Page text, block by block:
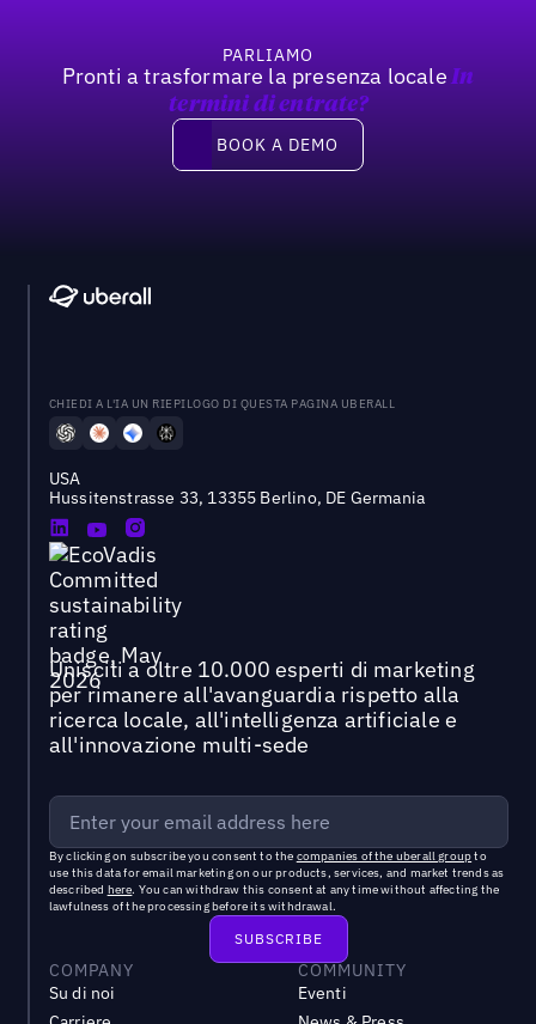
PARLIAMO
Pronti a trasformare la presenza locale In
termini di entrate?
Book a demo
BOOK A DEMO
CHIEDI A L'IA UN RIEPILOGO DI QUESTA PAGINA UBERALL
USA
Hussitenstrasse 33, 13355 Berlino, DE Germania
Unisciti a oltre 10.000 esperti di marketing
per rimanere all'avanguardia rispetto alla
ricerca locale, all'intelligenza artificiale e
all'innovazione multi-sede
By clicking on subscribe you consent to the companies of the uberall groupto
use this data for email marketing on our products, services, and market trends as
described here. You can withdraw this consent at any time without affecting the
lawfulness of the processing before its withdrawal.
COMPANY
Su di noi
COMMUNITY
Eventi